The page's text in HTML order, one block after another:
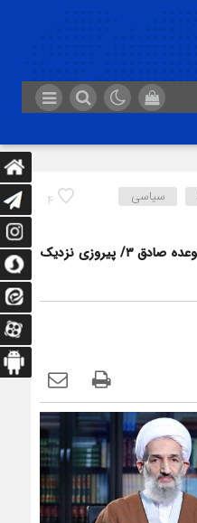
4 سیاسی
تقدیر از صلابت و قدرت عملیات وعده صادق ۳/ پیروزی نزدیک